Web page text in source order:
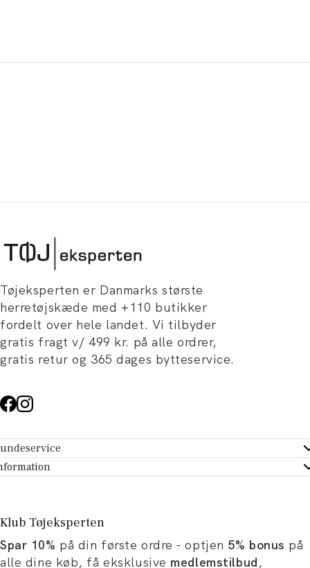
Tøjeksperten er Danmarks største
herretøjskæde med +110 butikker
fordelt over hele landet. Vi tilbyder
gratis fragt v/ 499 kr. på alle ordrer,
gratis retur og 365 dages bytteservice.
- Hjælpecenter
dit køb
Tøjeksperten
og artikler
Klub Tøjeksperten
Spar 10% på din første ordre - optjen 5% bonus på
alle dine køb, få eksklusive medlemstilbud,